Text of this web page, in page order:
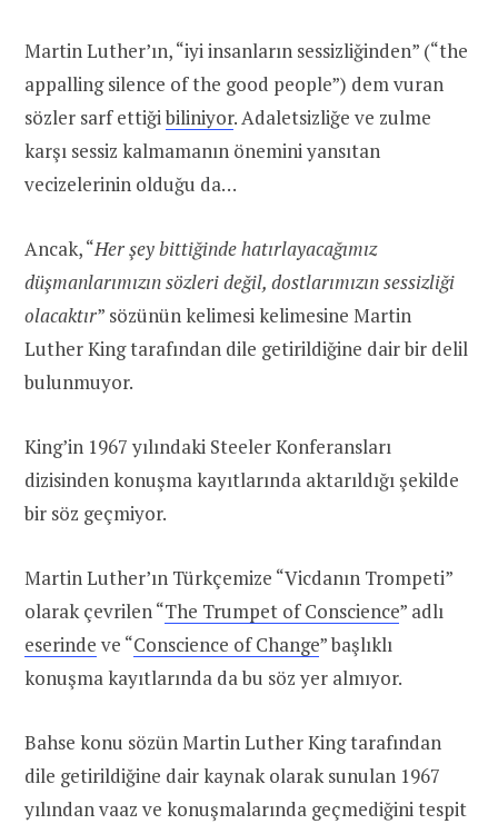
Martin Luther’ın, “iyi insanların sessizliğinden” (“the
appalling silence of the good people”) dem vuran
sözler sarf ettiğibiliniyor. Adaletsizliğe ve zulme
karşı sessiz kalmamanın önemini yansıtan
vecizelerinin olduğu da…
Ancak, “Her şey bittiğinde hatırlayacağımız
düşmanlarımızın sözleri değil, dostlarımızın sessizliği
olacaktır” sözünün kelimesi kelimesine Martin
Luther King tarafından dile getirildiğine dair bir delil
bulunmuyor.
King’in 1967 yılındaki Steeler Konferansları
dizisinden konuşma kayıtlarında aktarıldığı şekilde
bir söz geçmiyor.
Martin Luther’ın Türkçemize “Vicdanın Trompeti”
olarak çevrilen “The Trumpet of Conscience” adlı
eserinde ve “Conscience of Change” başlıklı
konuşma kayıtlarında da bu söz yer almıyor.
Bahse konu sözün Martin Luther King tarafından
dile getirildiğine dair kaynak olarak sunulan 1967
yılından vaaz ve konuşmalarında geçmediğini tespit